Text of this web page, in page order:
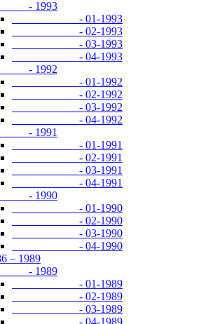
1993
- 01-1993
- 02-1993
- 03-1993
- 04-1993
1992
- 01-1992
- 02-1992
- 03-1992
- 04-1992
1991
- 01-1991
- 02-1991
- 03-1991
- 04-1991
1990
- 01-1990
- 02-1990
- 03-1990
- 04-1990
1989
1989
- 01-1989
- 02-1989
- 03-1989
- 04-1989